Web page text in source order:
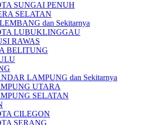
SUNGAI PENUH
SELATAN
dan Sekitarnya
LUBUKLINGGAU
RAWAS
BELITUNG
LAMPUNG dan Sekitarnya
UTARA
SELATAN
CILEGON
SERANG